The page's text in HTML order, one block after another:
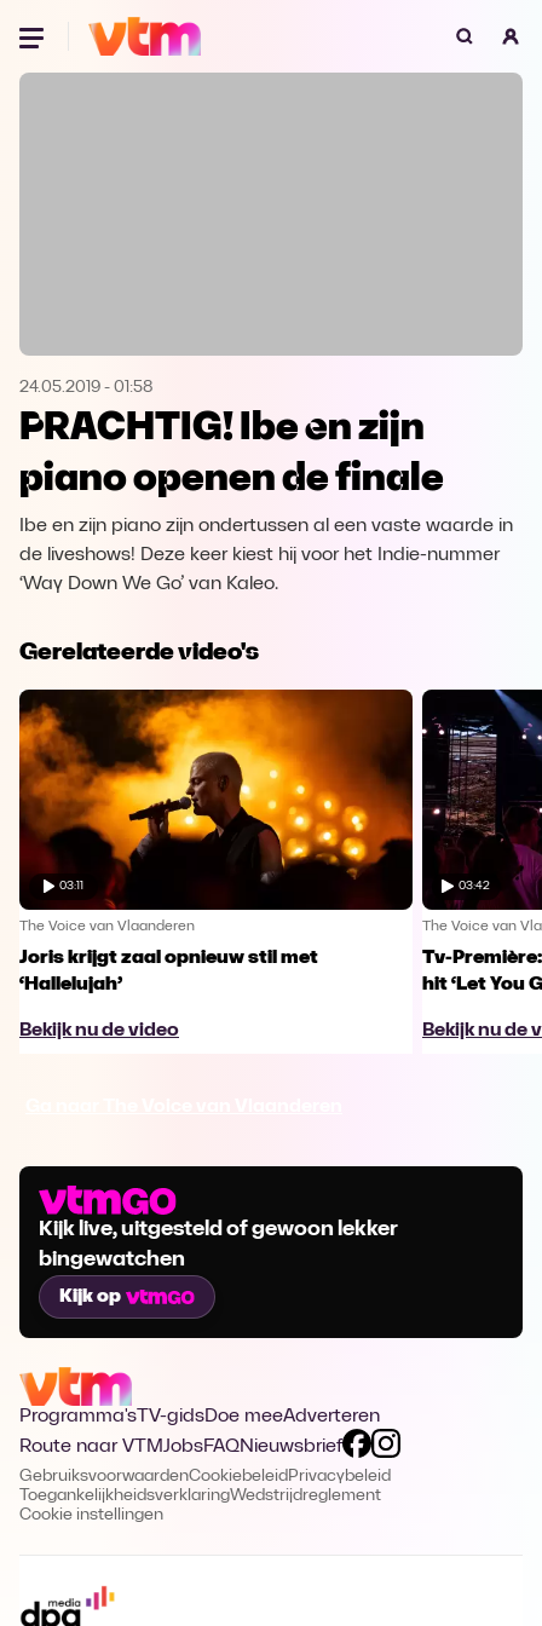
Oeps, browser niet ondersteund
Microsoft Edge Download
Opera Download
24.05.2019 - 01:58
PRACHTIG! Ibe en zijn
piano openen de finale
Ibe en zijn piano zijn ondertussen al een vaste waarde in
de liveshows! Deze keer kiest hij voor het Indie-nummer
‘Way Down We Go’ van Kaleo.
Gerelateerde video's
03:11
The Voice van Vlaanderen
Joris krijgt zaal opnieuw stil met
‘Hallelujah’
Bekijk nu de video
03:42
The Voice van
Tv-
hit ‘Let You
Bekijk nu de
Kijk live, uitgesteld of gewoon lekker
bingewatchen
Kijk op
Programma's TV-gidsDoe meeAdverteren
Route naar VTMJobsFAQNieuwsbrief
GebruiksvoorwaardenCookiebeleid Privacybeleid
ToegankelijkheidsverklaringWedstrijdreglement
Cookie instellingen